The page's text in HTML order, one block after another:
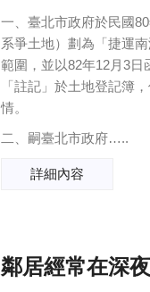
一、臺北市政府於民國
系爭土地）劃為「捷運
範圍，並以82年12月3
「註記」於土地登記簿
情。
二、嗣臺北市政府…..
詳細內容
鄰居經常在深